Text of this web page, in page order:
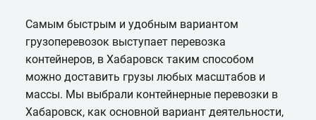
Самым быстрым и удобным вариантом
грузоперевозок выступает перевозка
контейнеров, в Хабаровск таким способом
можно доставить грузы любых масштабов и
массы. Мы выбрали контейнерные перевозки в
Хабаровск, как основной вариант деятельности,